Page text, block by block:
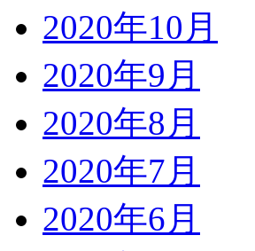
2020年10月
2020年9月
2020年8月
2020年7月
2020年6月